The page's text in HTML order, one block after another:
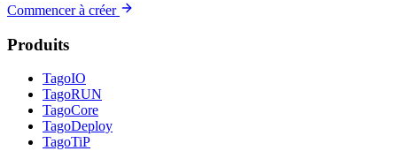
Commencer à créer
Produits
TagoIO
TagoRUN
TagoCore
TagoDeploy
TagoTiP